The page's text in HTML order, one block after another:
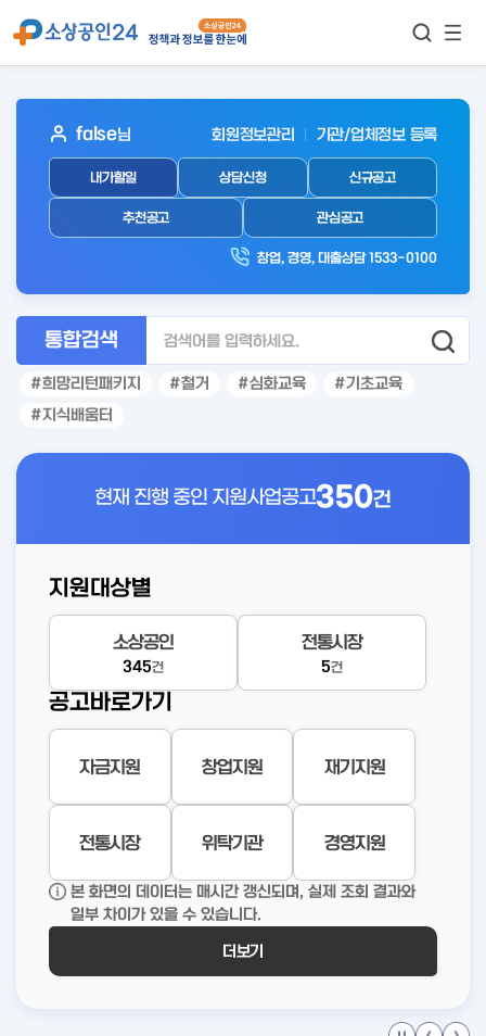
보기
아
웃
로
인
false님 회원정보관리 기관/업체정보 등록
내가할일 상담신청 신규공고
추천공고 관심공고
창업, 경영, 대출상담 1533-0100
통합검색
희망리턴패키지 철거 심화교육
기초교육
지식배움터
현재 진행 중인 지원사업공고350건
지원대상별
소상공인
345건
전통시장
5건
공고바로가기
자금지원 창업지원 재기지원
전통시장 위탁기관 경영지원
본 화면의 데이터는 매시간 갱신되며, 실제 조회 결과와
일부 차이가 있을 수 있습니다.
더보기